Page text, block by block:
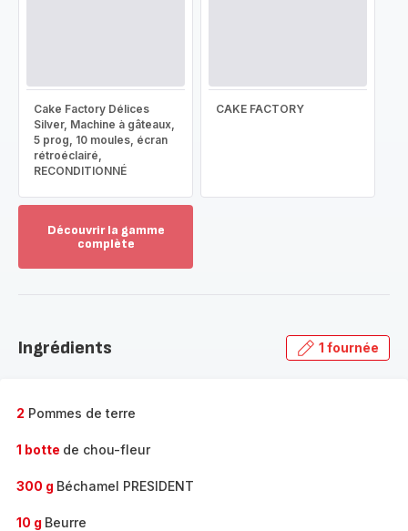
Cake Factory Délices
Silver, Machine à gâteaux,
5 prog, 10 moules, écran
rétroéclairé,
RECONDITIONNÉ
CAKE FACTORY
Découvrir la gamme
complète
gamme
Ingrédients 1 fournée
2 Pommes de terre
1 botte de chou-fleur
300 g Béchamel PRESIDENT
10 g Beurre